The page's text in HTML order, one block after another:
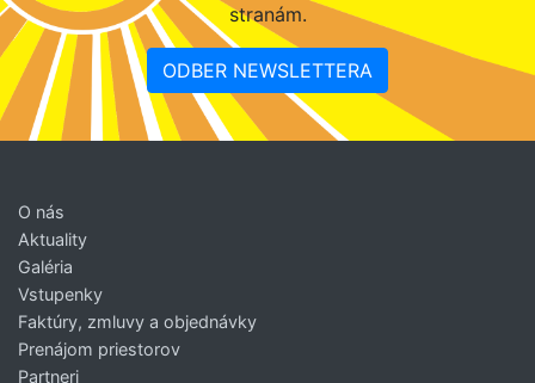
stranám.
ODBER NEWSLETTERA
O nás
Aktuality
Galéria
Vstupenky
Faktúry, zmluvy a objednávky
Prenájom priestorov
Partneri